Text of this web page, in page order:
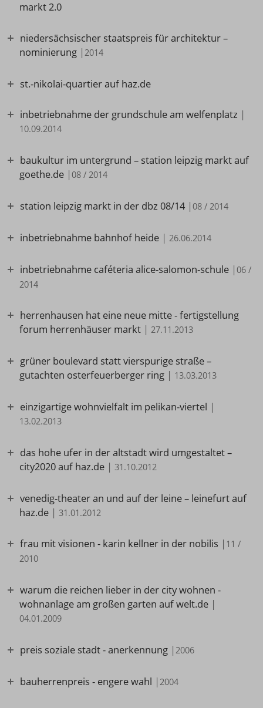
markt 2.0
niedersächsischer staatspreis für architektur –
nominierung | 2014
st.-nikolai-quartier auf haz.de
inbetriebnahme der grundschule am welfenplatz |
10.09.2014
baukultur im untergrund – station leipzig markt auf
goethe.de | 08 / 2014
station leipzig markt in der dbz 08/14 | 08 / 2014
inbetriebnahme bahnhof heide | 26.06.2014
inbetriebnahme caféteria alice-salomon-schule | 06 /
2014
herrenhausen hat eine neue mitte - fertigstellung
forum herrenhäuser markt | 27.11.2013
grüner boulevard statt vierspurige straße –
gutachten osterfeuerberger ring | 13.03.2013
einzigartige wohnvielfalt im pelikan-viertel |
13.02.2013
das hohe ufer in der altstadt wird umgestaltet –
city2020 auf haz.de | 31.10.2012
venedig-theater an und auf der leine – leinefurt auf
haz.de | 31.01.2012
frau mit visionen - karin kellner in der nobilis | 11 /
2010
warum die reichen lieber in der city wohnen -
wohnanlage am großen garten auf welt.de |
04.01.2009
preis soziale stadt - anerkennung | 2006
bauherrenpreis - engere wahl | 2004